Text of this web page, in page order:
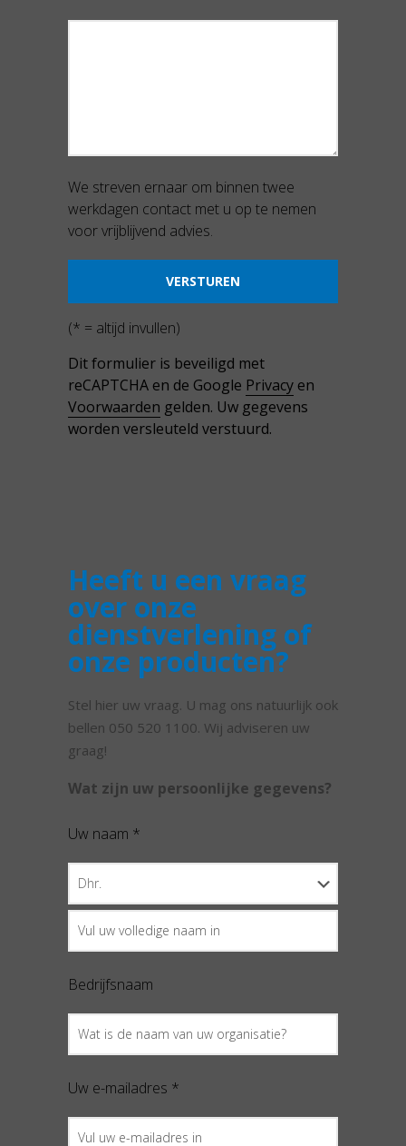
We streven ernaar om binnen twee
werkdagen contact met u op te nemen
voor vrijblijvend advies.
(* = altijd invullen)
Dit formulier is beveiligd met
reCAPTCHA en de Google Privacy en
Voorwaarden gelden. Uw gegevens
worden versleuteld verstuurd.
Heeft u een vraag
over onze
dienstverlening of
onze producten?
Stel hier uw vraag. U mag ons natuurlijk ook
bellen 050 520 1100. Wij adviseren uw
graag!
Wat zijn uw persoonlijke gegevens?
Uw naam *
Bedrijfsnaam
Uw e-mailadres *